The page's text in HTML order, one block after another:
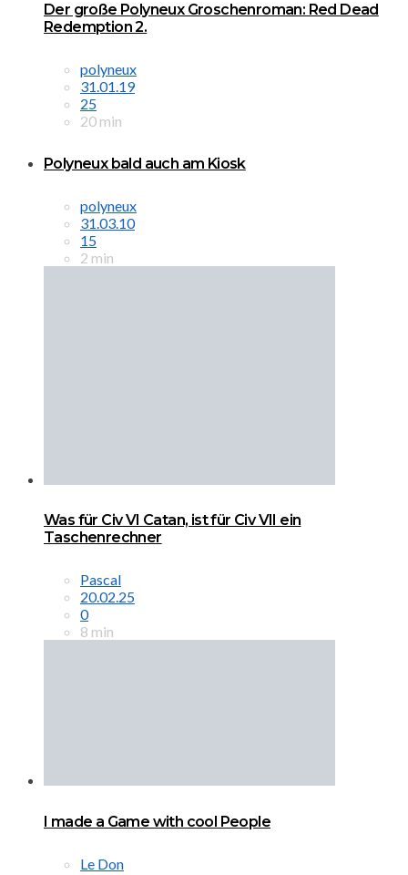
Der große Polyneux Groschenroman: Red Dead
Redemption 2.
polyneux
31.01.19
25
20 min
Polyneux bald auch am Kiosk
polyneux
31.03.10
15
2 min
Was für Civ VI Catan, ist für Civ VII ein
Taschenrechner
Pascal
20.02.25
0
8 min
I made a Game with cool People
Le Don